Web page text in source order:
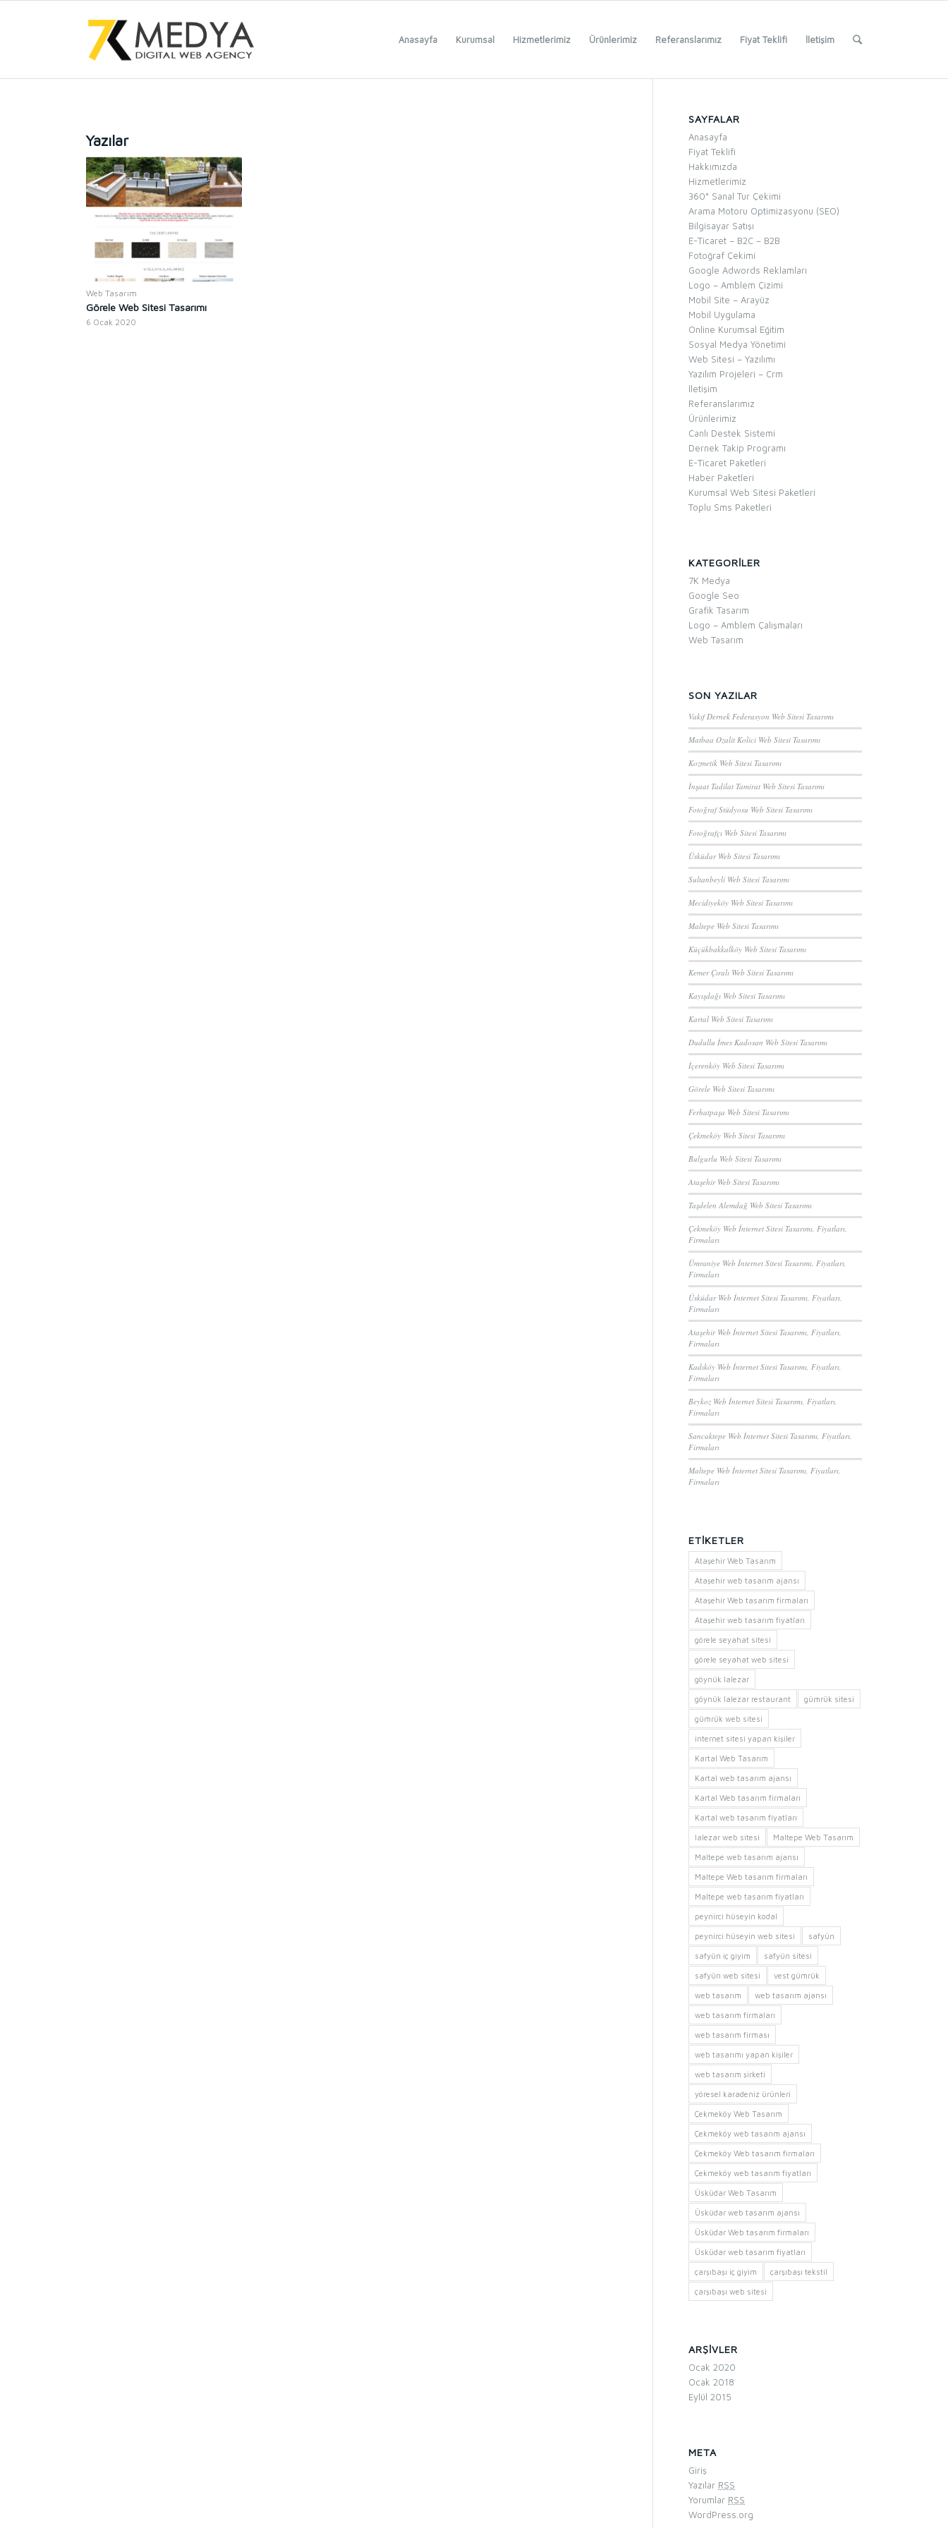
Anasayfa Kurumsal Hizmetlerimiz Ürünlerimiz Referanslarımız Fiyat Teklifi İletişim
Yazılar
Web Tasarım
Görele Web Sitesi Tasarımı
6 Ocak 2020
SAYFALAR
Anasayfa
Fiyat Teklifi
Hakkımızda
Hizmetlerimiz
360° Sanal Tur Çekimi
Arama Motoru Optimizasyonu (SEO)
Bilgisayar Satışı
E-Ticaret – B2C – B2B
Fotoğraf Çekimi
Google Adwords Reklamları
Logo – Amblem Çizimi
Mobil Site – Arayüz
Mobil Uygulama
Online Kurumsal Eğitim
Sosyal Medya Yönetimi
Web Sitesi – Yazılımı
Yazılım Projeleri – Crm
İletişim
Referanslarımız
Ürünlerimiz
Canlı Destek Sistemi
Dernek Takip Programı
E-Ticaret Paketleri
Haber Paketleri
Kurumsal Web Sitesi Paketleri
Toplu Sms Paketleri
KATEGORILER
7K Medya
Google Seo
Grafik Tasarım
Logo – Amblem Çalışmaları
Web Tasarım
SON YAZILAR
Vakıf Dernek Federasyon Web Sitesi Tasarımı
Matbaa Ozalit Kolici Web Sitesi Tasarımı
Kozmetik Web Sitesi Tasarımı
İnşaat Tadilat Tamirat Web Sitesi Tasarımı
Fotoğraf Stüdyosu Web Sitesi Tasarımı
Fotoğrafçı Web Sitesi Tasarımı
Üsküdar Web Sitesi Tasarımı
Sultanbeyli Web Sitesi Tasarımı
Mecidiyeköy Web Sitesi Tasarımı
Maltepe Web Sitesi Tasarımı
Küçükbakkalköy Web Sitesi Tasarımı
Kemer Çıralı Web Sitesi Tasarımı
Kayışdağı Web Sitesi Tasarımı
Kartal Web Sitesi Tasarımı
Dudullu İmes Kadosan Web Sitesi Tasarımı
İçerenköy Web Sitesi Tasarımı
Görele Web Sitesi Tasarımı
Ferhatpaşa Web Sitesi Tasarımı
Çekmeköy Web Sitesi Tasarımı
Bulgurlu Web Sitesi Tasarımı
Ataşehir Web Sitesi Tasarımı
Taşdelen Alemdağ Web Sitesi Tasarımı
Çekmeköy Web İnternet Sitesi Tasarımı, Fiyatları,
Firmaları
Ümraniye Web İnternet Sitesi Tasarımı, Fiyatları,
Firmaları
Üsküdar Web İnternet Sitesi Tasarımı, Fiyatları,
Firmaları
Ataşehir Web İnternet Sitesi Tasarımı, Fiyatları,
Firmaları
Kadıköy Web İnternet Sitesi Tasarımı, Fiyatları,
Firmaları
Beykoz Web İnternet Sitesi Tasarımı, Fiyatları,
Firmaları
Sancaktepe Web İnternet Sitesi Tasarımı, Fiyatları,
Firmaları
Maltepe Web İnternet Sitesi Tasarımı, Fiyatları,
Firmaları
ETIKETLER
Ataşehir Web Tasarım
Ataşehir web tasarım ajansı
Ataşehir Web tasarım firmaları
Ataşehir web tasarım fiyatları
görele seyahat sitesi
görele seyahat web sitesi
göynük lalezar
göynük lalezar restaurant gümrük sitesi
gümrük web sitesi
internet sitesi yapan kişiler
Kartal Web Tasarım
Kartal web tasarım ajansı
Kartal Web tasarım firmaları
Kartal web tasarım fiyatları
lalezar web sitesi Maltepe Web Tasarım
Maltepe web tasarım ajansı
Maltepe Web tasarım firmaları
Maltepe web tasarım fiyatları
peynirci hüseyin kodal
peynirci hüseyin web sitesi safyün
safyün iç giyim safyün sitesi
safyün web sitesi vest gümrük
web tasarım web tasarım ajansı
web tasarım firmaları
web tasarım firması
web tasarımı yapan kişiler
web tasarım şirketi
yöresel karadeniz ürünleri
Çekmeköy Web Tasarım
Çekmeköy web tasarım ajansı
Çekmeköy Web tasarım firmaları
Çekmeköy web tasarım fiyatları
Üsküdar Web Tasarım
Üsküdar web tasarım ajansı
Üsküdar Web tasarım firmaları
Üsküdar web tasarım fiyatları
çarşıbaşı iç giyim çarşıbaşı tekstil
çarşıbaşı web sitesi
ARŞIVLER
Ocak 2020
Ocak 2018
Eylül 2015
META
Giriş
Yazılar RSS
Yorumlar RSS
WordPress.org